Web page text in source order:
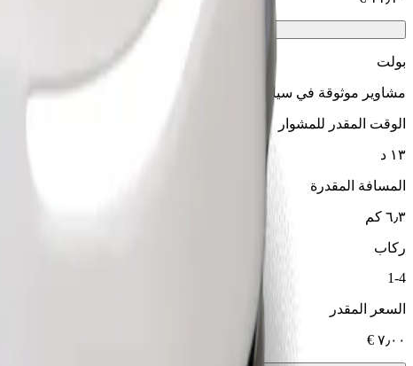
بولت
مشاوير موثوقة في سيارات متوسطة الحجم ويومية.
الوقت المقدر للمشوار
١٣ د
المسافة المقدرة
٦٫٣ كم
ركاب
1-4
السعر المقدر